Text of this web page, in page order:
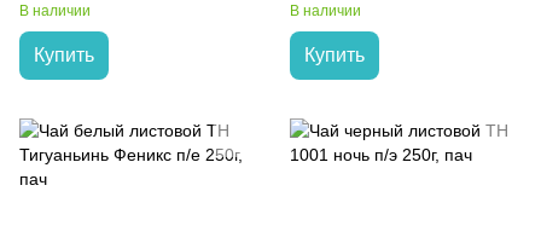
В наличии
Купить
В наличии
Купить